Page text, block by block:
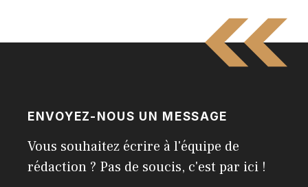
ENVOYEZ-NOUS UN MESSAGE
Vous souhaitez écrire à l'équipe de
rédaction ? Pas de soucis, c'est par ici !